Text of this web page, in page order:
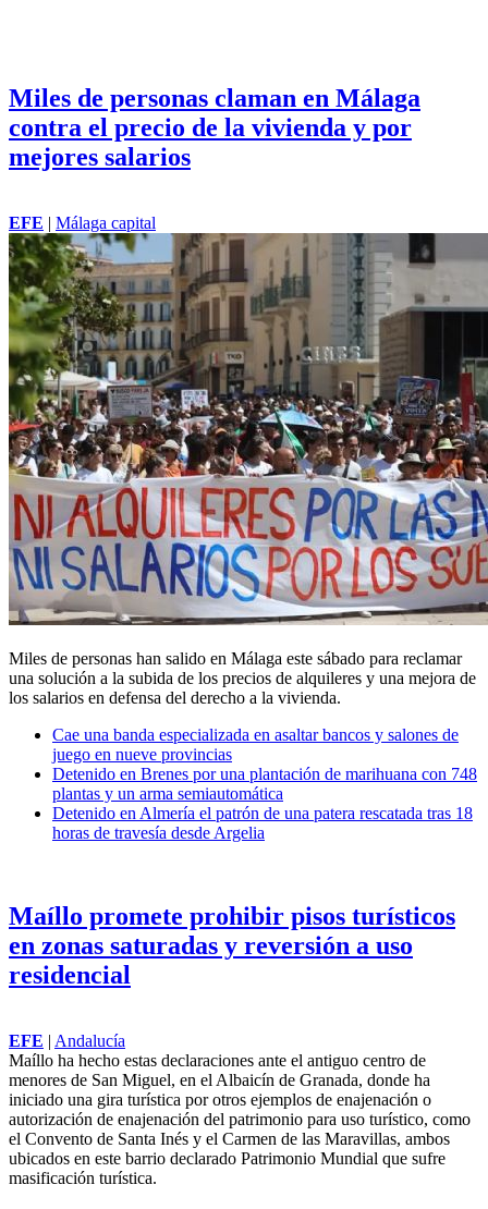
Miles de personas claman en Málaga
contra el precio de la vivienda y por
mejores salarios
EFE | Málaga capital
Miles de personas han salido en Málaga este sábado para reclamar
una solución a la subida de los precios de alquileres y una mejora de
los salarios en defensa del derecho a la vivienda.
Cae una banda especializada en asaltar bancos y salones de
juego en nueve provincias
Detenido en Brenes por una plantación de marihuana con 748
plantas y un arma semiautomática
Detenido en Almería el patrón de una patera rescatada tras 18
horas de travesía desde Argelia
Maíllo promete prohibir pisos turísticos
en zonas saturadas y reversión a uso
residencial
EFE | Andalucía
Maíllo ha hecho estas declaraciones ante el antiguo centro de
menores de San Miguel, en el Albaicín de Granada, donde ha
iniciado una gira turística por otros ejemplos de enajenación o
autorización de enajenación del patrimonio para uso turístico, como
el Convento de Santa Inés y el Carmen de las Maravillas, ambos
ubicados en este barrio declarado Patrimonio Mundial que sufre
masificación turística.